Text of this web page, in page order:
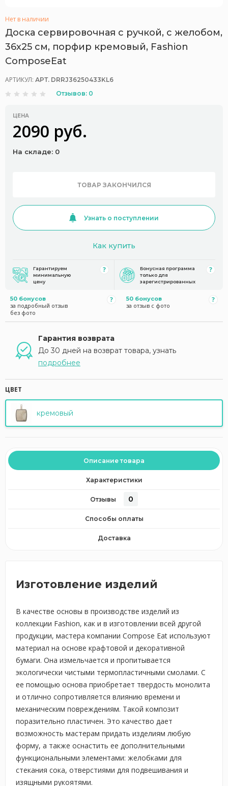
Нет в наличии
Доска сервировочная с ручкой, с желобом,
36х25 см, порфир кремовый, Fashion
ComposeEat
АРТИКУЛ: АРТ. DRRJ36250433KL6
Отзывов: 0
ЦЕНА
2090 руб.
На складе: 0
ТОВАР ЗАКОНЧИЛСЯ
Узнать о поступлении
Как купить
Гарантируем
минимальную
цену
Бонусная программа
только для
зарегистрированных
50 бонусов
за подробный отзыв
без фото
50 бонусов
за отзыв с фото
Гарантия возврата
До 30 дней на возврат товара, узнать
подробнее
ЦВЕТ
кремовый
Описание товара
Характеристики
Отзывы 0
Способы оплаты
Доставка
Изготовление изделий
В качестве основы в производстве изделий из
коллекции Fashion, как и в изготовлении всей другой
продукции, мастера компании Compose Eat используют
материал на основе крафтовой и декоративной
бумаги. Она измельчается и пропитывается
экологически чистыми термопластичными смолами. С
ее помощью основа приобретает твердость монолита
и отлично сопротивляется влиянию времени и
механическим повреждениям. Такой композит
поразительно пластичен. Это качество дает
возможность мастерам придать изделиям любую
форму, а также оснастить ее дополнительными
функциональными элементами: желобками для
стекания сока, отверстиями для подвешивания и
изящными рукоятями.